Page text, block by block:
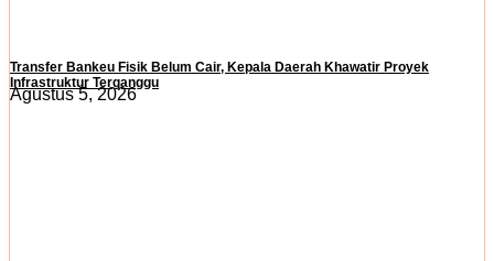
Transfer Bankeu Fisik Belum Cair, Kepala Daerah Khawatir Proyek
Infrastruktur Terganggu
Agustus 5, 2026